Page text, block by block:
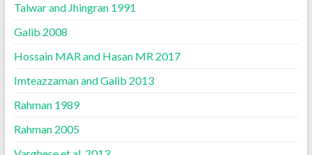
Talwar and Jhingran 1991
Galib 2008
Hossain MAR and Hasan MR 2017
Imteazzaman and Galib 2013
Rahman 1989
Rahman 2005